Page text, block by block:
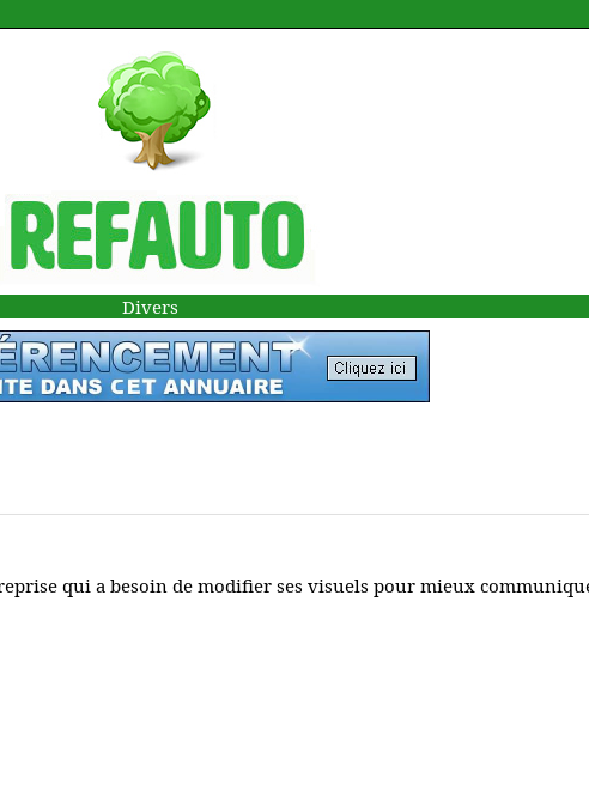
Divers
qui a besoin de modifier ses visuels pour mieux